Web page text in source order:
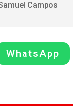
Campos
WhatsApp